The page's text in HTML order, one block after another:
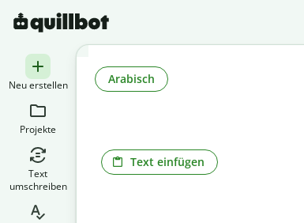
Neu erstellen
Projekte
Text
umschreiben
Text einfügen
Arabisch